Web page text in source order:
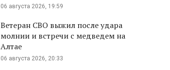
06 августа 2026, 19:59
Ветеран СВО выжил после удара
молнии и встречи с медведем на
Алтае
06 августа 2026, 20:33